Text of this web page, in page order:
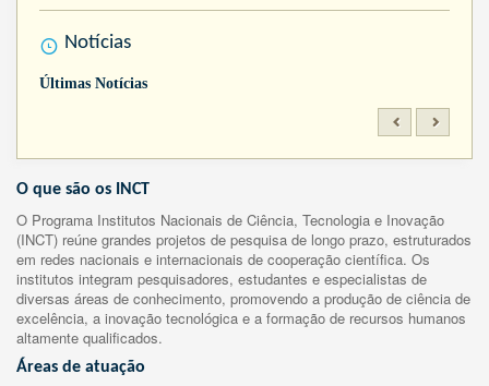
Notícias
Últimas Notícias
O que são os INCT
O Programa Institutos Nacionais de Ciência, Tecnologia e Inovação
(INCT) reúne grandes projetos de pesquisa de longo prazo, estruturados
em redes nacionais e internacionais de cooperação científica. Os
institutos integram pesquisadores, estudantes e especialistas de
diversas áreas de conhecimento, promovendo a produção de ciência de
excelência, a inovação tecnológica e a formação de recursos humanos
altamente qualificados.
Áreas de atuação